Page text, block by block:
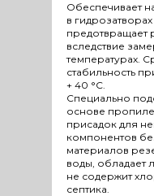
Обеспечивает
в
предотвращает
вследствие
температурах.
стабильность
+ 40 °С.
Специально
основе
присадок для
компонентов
материалов
воды,
не содержит
септика.